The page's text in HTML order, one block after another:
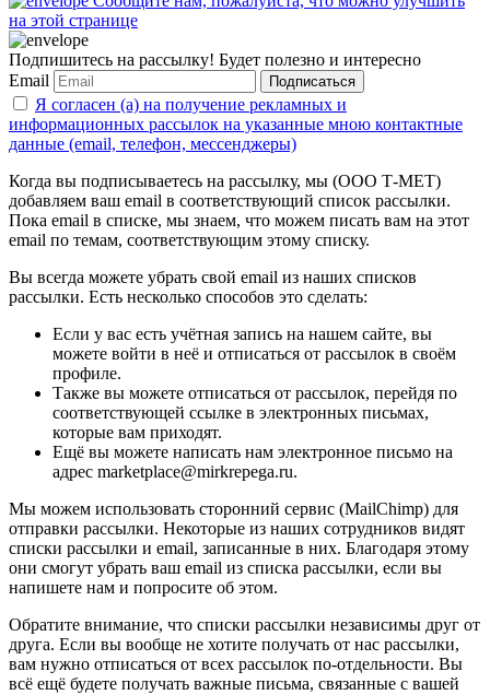
на этой странице
Подпишитесь на рассылку! Будет полезно и интересно
Email
Подписаться
Я согласен (а) на получение рекламных и
информационных рассылок на указанные мною контактные
данные (email, телефон, мессенджеры)
Когда вы подписываетесь на рассылку, мы (ООО Т-МЕТ)
добавляем ваш email в соответствующий список рассылки.
Пока email в списке, мы знаем, что можем писать вам на этот
email по темам, соответствующим этому списку.
Вы всегда можете убрать свой email из наших списков
рассылки. Есть несколько способов это сделать:
Если у вас есть учётная запись на нашем сайте, вы
можете войти в неё и отписаться от рассылок в своём
профиле.
Также вы можете отписаться от рассылок, перейдя по
соответствующей ссылке в электронных письмах,
которые вам приходят.
Ещё вы можете написать нам электронное письмо на
адрес marketplace@mirkrepega.ru.
Мы можем использовать сторонний сервис (MailChimp) для
отправки рассылки. Некоторые из наших сотрудников видят
списки рассылки и email, записанные в них. Благодаря этому
они смогут убрать ваш email из списка рассылки, если вы
напишете нам и попросите об этом.
Обратите внимание, что списки рассылки независимы друг от
друга. Если вы вообще не хотите получать от нас рассылки,
вам нужно отписаться от всех рассылок по-отдельности. Вы
всё ещё будете получать важные письма, связанные с вашей